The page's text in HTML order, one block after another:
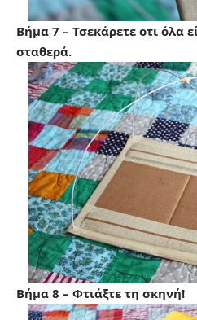
Βήμα 7 – Τσεκάρετε οτι όλα
σταθερά.
Βήμα 8 – Φτιάξτε τη σκηνή!